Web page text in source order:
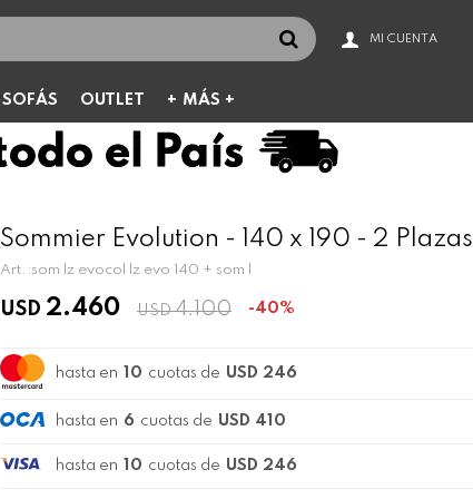
SOFÁS OUTLET MÁS +
Sommier Evolution - 140 x 190 - 2 Plazas
som lz evocol lz evo 140 + som l
USD 2.460 USD 4.100 40
hasta en 10 cuotas de USD 246
hasta en 6 cuotas de USD 410
hasta en 10 cuotas de USD 246